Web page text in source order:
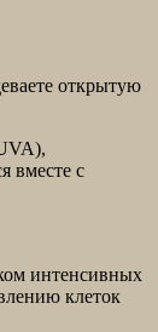
открытую
вместе с
интенсивных
клеток